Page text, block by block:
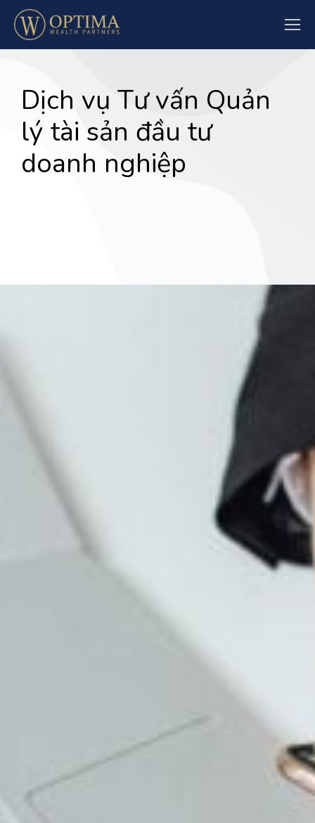
Dịch vụ Tư vấn Quản
lý tài sản đầu tư
doanh nghiệp